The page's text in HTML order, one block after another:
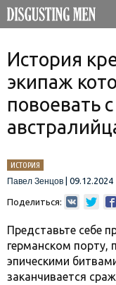
История
экипаж
повоевать
ИСТОРИЯ
Павел Зенцов
09.12.2024
Поделиться:
Представьте себе
германском порту,
эпическими
заканчивается